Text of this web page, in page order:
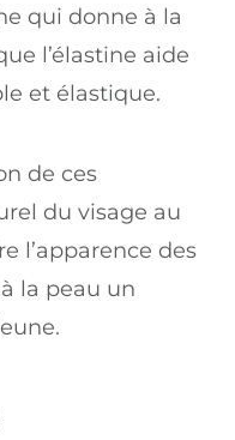
qui donne à la
l’élastine aide
et élastique.
de ces
du visage au
l’apparence des
la peau un